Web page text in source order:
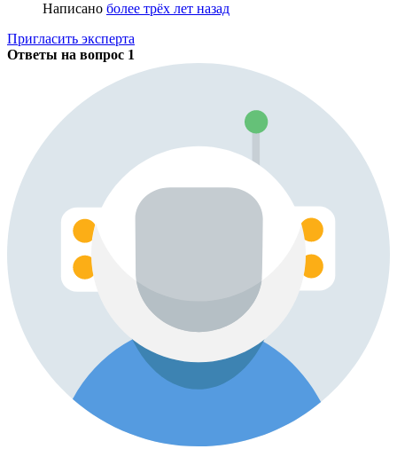
Написано более трёх лет назад
Пригласить эксперта
Ответы на вопрос 1